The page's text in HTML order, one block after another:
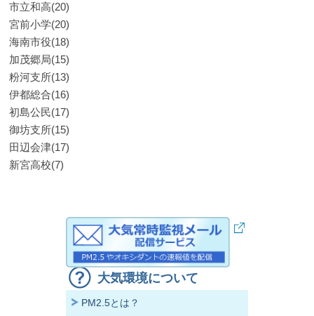
市立和高(20)
宮前小学(20)
海南市役(18)
加茂郷局(15)
粉河支所(13)
伊都総合(16)
初島公民(17)
御坊支所(15)
田辺会津(17)
新宮高校(7)
大気環境について
PM2.5とは？